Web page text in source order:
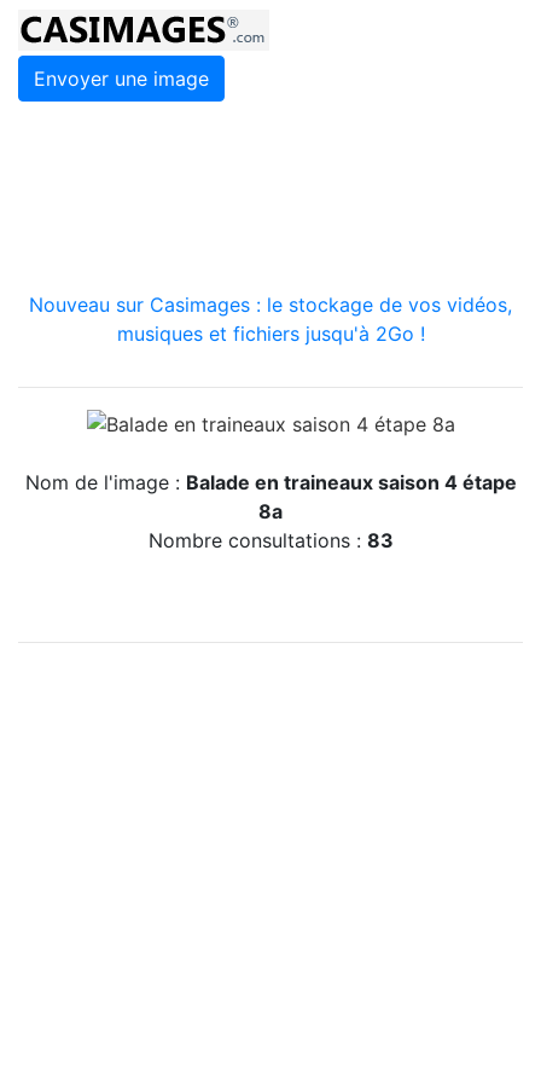
Envoyer une image
Nouveau sur Casimages : le stockage de vos vidéos,
musiques et fichiers jusqu'à 2Go !
Nom de l'image : Balade en traineaux saison 4 étape
8a
Nombre consultations : 83